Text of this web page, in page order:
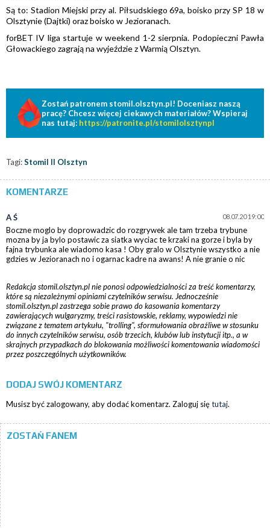
Są to: Stadion Miejski przy al. Piłsudskiego 69a, boisko przy SP 18 w
Olsztynie (Dajtki) oraz boisko w Jezioranach.
forBET IV liga startuje w weekend 1-2 sierpnia. Podopieczni Pawła
Głowackiego zagrają na wyjeździe z Warmią Olsztyn.
Zostań patronem stomil.olsztyn.pl! Doceniasz naszą
pracę? Chcesz więcej ciekawych materiałów? Wspieraj
nas tutaj: https://patronite.pl/stomilolsztynpl
Tagi:Stomil II Olsztyn
KOMENTARZE
08.07.20 19:00
A Ś
Boczne moglo by doprowadzic do rozgrywek ale tam trzeba trybune
mozna by ja bylo postawic za siatka wyciac te krzaki na gorze i byla by
fajna trybunka ale wiadomo kasa ! Oby gralo w Olsztynie wszystko a nie
gdzies w Jezioranach no i ogarnac kadre na awans! A nie granie o nic
Redakcja stomil.olsztyn.pl nie ponosi odpowiedzialności za treść komentarzy,
które są niezależnymi opiniami czytelników serwisu. Jednocześnie
stomil.olsztyn.pl zastrzega sobie prawo do kasowania komentarzy
zawierających wulgaryzmy, treści rasistowskie, reklamy, wypowiedzi nie
związane z tematem artykułu, "trolling", sformułowania obraźliwe w stosunku
do innych czytelników serwisu, osób trzecich, klubów lub instytucji itp., a w
skrajnych przypadkach do blokowania możliwości komentowania wiadomości
przez poszczególnych użytkowników.
DODAJ SWÓJ KOMENTARZ
Musisz być zalogowany, aby dodać komentarz. Zaloguj siętutaj.
ZOSTAŃ FANEM